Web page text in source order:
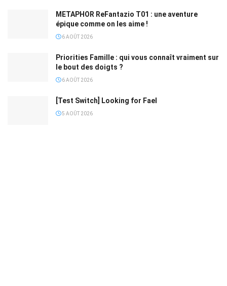
METAPHOR ReFantazio T01 : une aventure
épique comme on les aime !
6 AOÛT 2026
Priorities Famille : qui vous connaît vraiment sur
le bout des doigts ?
6 AOÛT 2026
[Test Switch] Looking for Fael
5 AOÛT 2026